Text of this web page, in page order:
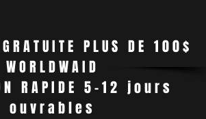
PLUS DE 100$
WORLDWAID
RAPIDE 5-12 jours
ouvrables